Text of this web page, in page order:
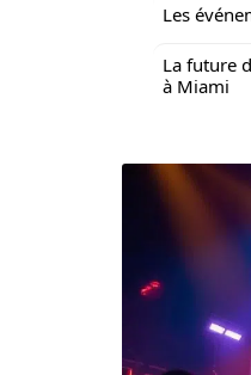
Les
La future
à Miami